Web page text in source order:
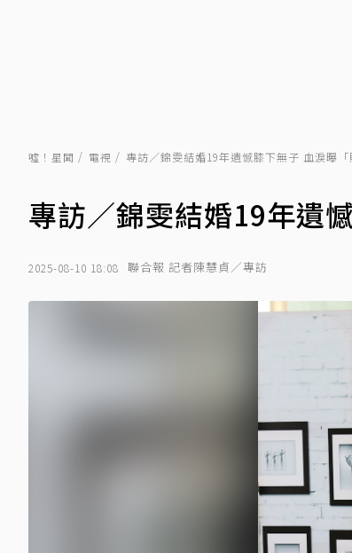
噓！星聞 電視 專訪／錦雯結婚19年遺憾膝下無子 血淚曝
專訪／錦雯結婚19年遺
2025-08-10 18:08 聯合報 記者陳慧貞／專訪